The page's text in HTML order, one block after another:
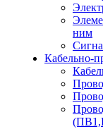
ним
Кабельно-